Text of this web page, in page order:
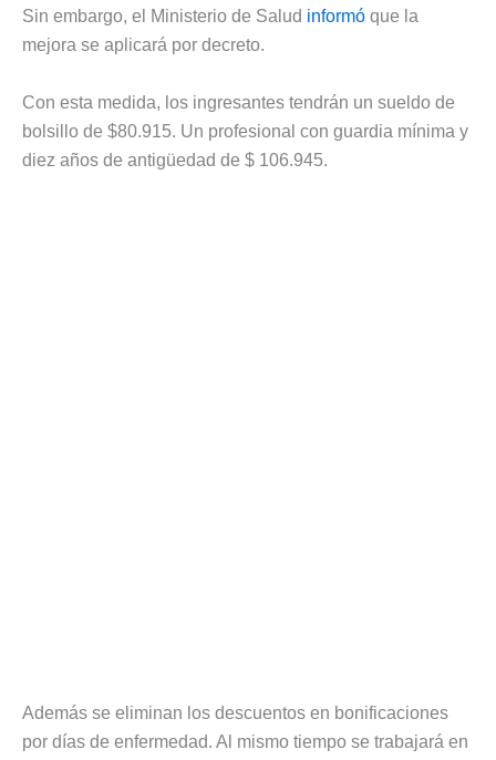
Sin embargo, el Ministerio de Salud informó que la
mejora se aplicará por decreto.
Con esta medida, los ingresantes tendrán un sueldo de
bolsillo de $80.915. Un profesional con guardia mínima y
diez años de antigüedad de $ 106.945.
Además se eliminan los descuentos en bonificaciones
por días de enfermedad. Al mismo tiempo se trabajará en